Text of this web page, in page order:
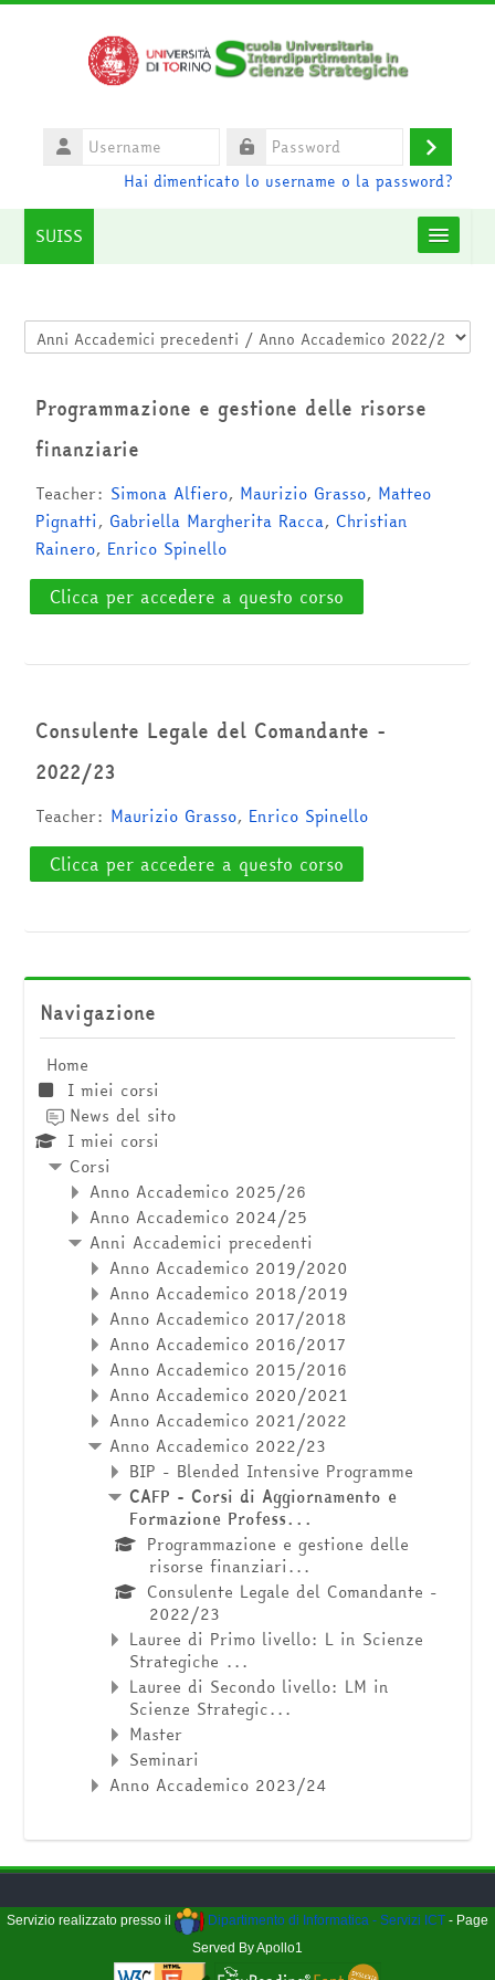
Vai al contenuto principale
Username
Login
Hai dimenticato lo username o la password?
SUISS
UniTO
HelpDesk
Italiano ‎(it)‎
Cerca
corsi
Categorie di corso
Programmazione e gestione delle risorse
finanziarie
Teacher: Simona Alfiero, Maurizio Grasso, Matteo
Pignatti, Gabriella Margherita Racca,Christian
Rainero, Enrico Spinello
Clicca per accedere a questo corso
Consulente Legale del Comandante -
2022/23
Teacher: Maurizio Grasso, Enrico Spinello
Clicca per accedere a questo corso
Navigazione
Home
I miei corsi
News del sito
I miei corsi
Corsi
Anno Accademico 2025/26
Anno Accademico 2024/25
Anni Accademici precedenti
Anno Accademico 2019/2020
Anno Accademico 2018/2019
Anno Accademico 2017/2018
Anno Accademico 2016/2017
Anno Accademico 2015/2016
Anno Accademico 2020/2021
Anno Accademico 2021/2022
Anno Accademico 2022/23
BIP - Blended Intensive Programme
CAFP - Corsi di Aggiornamento e
Formazione Profess...
Programmazione e gestione delle
risorse finanziari...
Consulente Legale del Comandante -
2022/23
Lauree di Primo livello: L in Scienze
Strategiche ...
Lauree di Secondo livello: LM in
Scienze Strategic...
Master
Seminari
Anno Accademico 2023/24
Servizio realizzato presso il Dipartimento di Informatica - Servizi ICT- Page
Served By Apollo1